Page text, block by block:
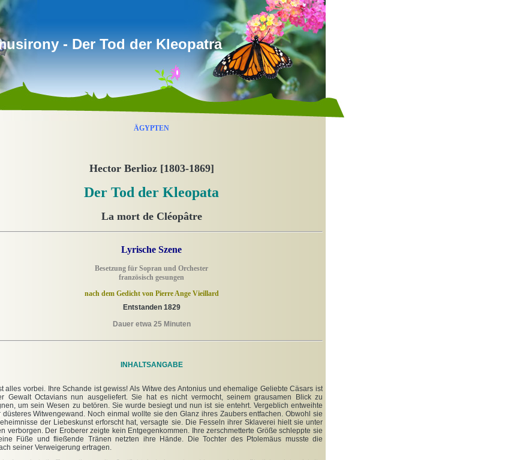
- Der Tod der Kleopatra
ÄGYPTEN
Hector Berlioz [1803-1869]
Der Tod der Kleopata
La mort de Cléopâtre
Lyrische Szene
Besetzung für Sopran und Orchester
französisch gesungen
nach dem Gedicht von Pierre Ange Vieillard
Entstanden 1829
Dauer etwa 25 Minuten
INHALTSANGABE
alles vorbei. Ihre Schande ist gewiss! Als Witwe des Antonius und ehemalige Geliebte Cäsars ist
Gewalt Octavians nun ausgeliefert. Sie hat es nicht vermocht, seinem grausamen Blick zu
um sein Wesen zu betören. Sie wurde besiegt und nun ist sie entehrt. Vergeblich entweihte
düsteres Witwengewand. Noch einmal wollte sie den Glanz ihres Zaubers entfachen. Obwohl sie
der Liebeskunst erforscht hat, versagte sie. Die Fesseln ihrer Sklaverei hielt sie unter
verborgen. Der Eroberer zeigte kein Entgegenkommen. Ihre zerschmetterte Größe schleppte sie
Füße und fließende Tränen netzten ihre Hände. Die Tochter des Ptolemäus musste die
seiner Verweigerung ertragen.